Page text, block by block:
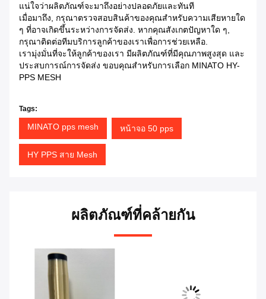
แน่ใจว่าผลิตภัณฑ์จะมาถึงอย่างปลอดภัยและทันที
เมื่อมาถึง, กรุณาตรวจสอบสินค้าของคุณสําหรับความเสียหายใด
ๆ ที่อาจเกิดขึ้นระหว่างการจัดส่ง. หากคุณสังเกตปัญหาใด ๆ,
กรุณาติดต่อทีมบริการลูกค้าของเราเพื่อการช่วยเหลือ.
เรามุ่งมั่นที่จะให้ลูกค้าของเรา มีผลิตภัณฑ์ที่มีคุณภาพสูงสุด และ
ประสบการณ์การจัดส่ง ขอบคุณสําหรับการเลือก MINATO HY-
PPS MESH
Tags:
MINATO pps mesh หน้าจอ 50 pps
HY PPS สาย Mesh
ผลิตภัณฑ์ที่คล้ายกัน